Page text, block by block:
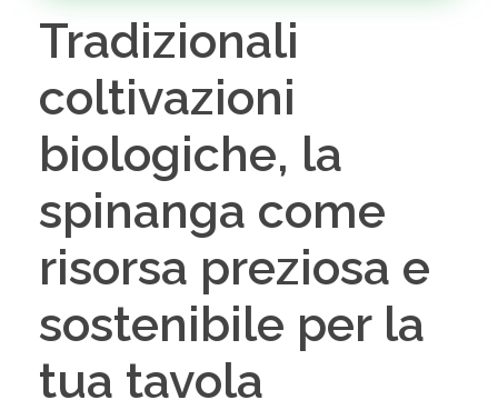
Tradizionali
coltivazioni
biologiche, la
spinanga come
risorsa preziosa e
sostenibile per la
tua tavola